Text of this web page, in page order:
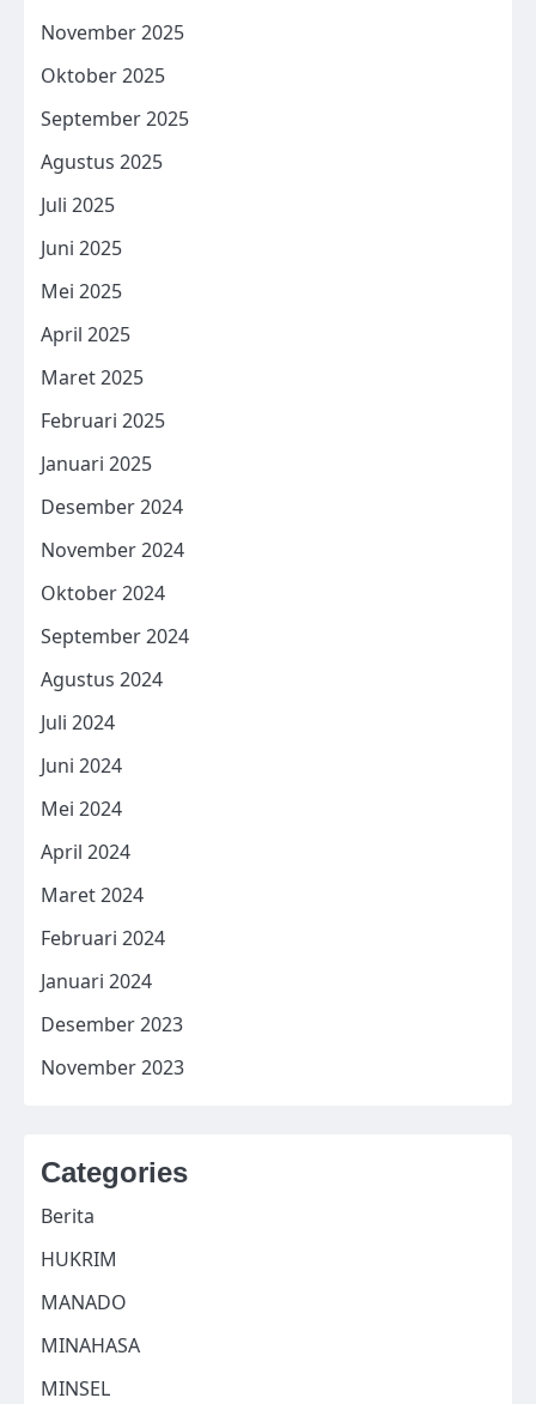
November 2025
Oktober 2025
September 2025
Agustus 2025
Juli 2025
Juni 2025
Mei 2025
April 2025
Maret 2025
Februari 2025
Januari 2025
Desember 2024
November 2024
Oktober 2024
September 2024
Agustus 2024
Juli 2024
Juni 2024
Mei 2024
April 2024
Maret 2024
Februari 2024
Januari 2024
Desember 2023
November 2023
Categories
Berita
HUKRIM
MANADO
MINAHASA
MINSEL